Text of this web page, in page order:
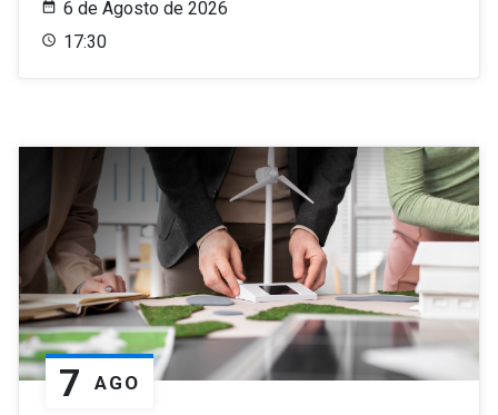
6 de Agosto de 2026
17:30
7 AGO